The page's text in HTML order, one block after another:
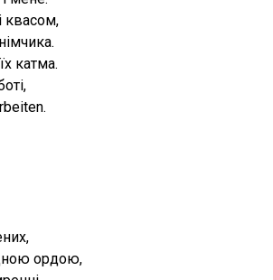
квасом,
катма.
ордою,